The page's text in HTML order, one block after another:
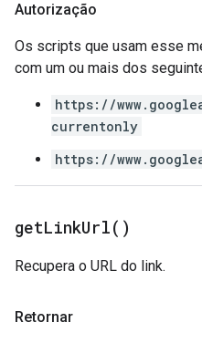
Autorização
Os scripts que usam esse
com um ou mais dos
https://
currentonly
https://
getLinkUrl( )
Recupera o URL do link.
Retornar